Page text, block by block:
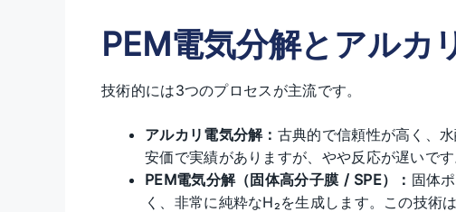
PEM電気分解とアルカ
技術的には3つのプロセスが主流です。
アルカリ電気分解： 古典的で信頼性が高く、
安価で実績がありますが、やや反応が遅いです
PEM電気分解（固体高分子膜 / SPE）： 固体
く、非常に純粋なH₂を生成します。この技術